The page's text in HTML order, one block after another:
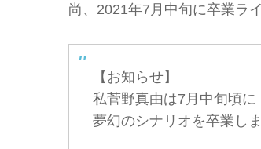
尚、2021年7月中旬に卒業ラ
【お知らせ】
私菅野真由は7月中旬頃に
夢幻のシナリオを卒業しま